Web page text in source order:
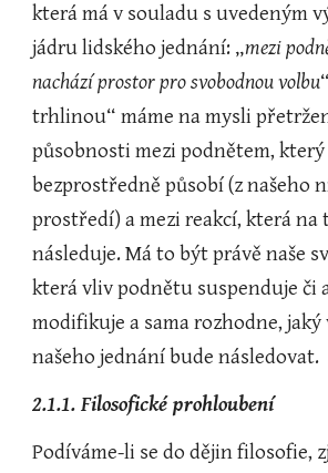
která má v souladu s uvedeným
jádru lidského jednání: „mezi
nachází prostor pro svobodnou volbu
trhlinou“ máme na mysli
působnosti mezi podnětem, který
bezprostředně působí (z našeho
prostředí) a mezi reakcí, která
následuje. Má to být právě naše
která vliv podnětu suspenduje či
modifikuje a sama rozhodne,
našeho jednání bude následovat.
2.1.1. Filosofické prohloubení
Podíváme-li se do dějin filosofie,